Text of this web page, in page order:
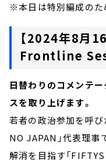
※本日は特別編成のた
【2024年8月
Frontline
日替わりのコメンテー
スを取り上げます。
若者の政治参加を呼
NO JAPAN」代表理事
解消を目指す「